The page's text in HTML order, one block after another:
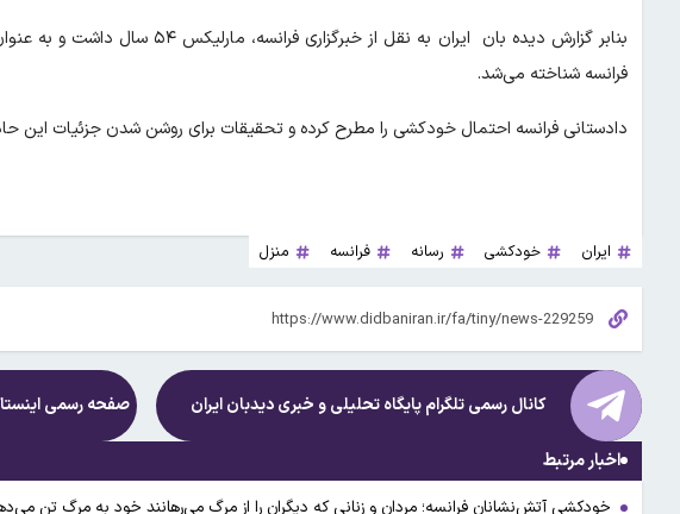
بنابر گزارش دیده بان ایران به نقل
فرانسه شناخته می‌شد.
دادستانی فرانسه احتمال خودکشی را مطرح کرده و تحقیقات برای روشن شدن جزئیات این
ایران خودکشی رسانه فرانسه منزل
کانال رسمی تلگرام پایگاه تحلیلی و خبریدیدبان ایران صفحه رسمی
اخبار مرتبط
خودکشی آتش‌نشانان فرانسه؛ مردان و زنانی که دیگران را از مرگ می‌رهانند خود به مرگ تن